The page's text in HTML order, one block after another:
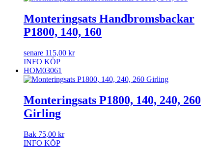
Monteringsats Handbromsbackar
P1800, 140, 160
senare 115,00 kr
INFO KÖP
HOM03061
Monteringsats P1800, 140, 240, 260
Girling
Bak 75,00 kr
INFO KÖP